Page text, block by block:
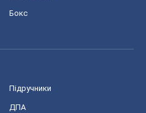
Бокс
Підручники
ДПА